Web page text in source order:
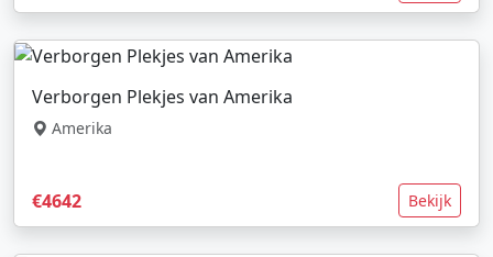
Verborgen Plekjes van Amerika
Amerika
€4642 Bekijk